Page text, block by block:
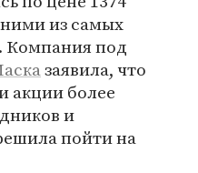
из самых
Компания под
заявила, что
акции более
и
пойти на